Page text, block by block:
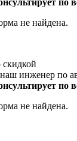
не найдена.
скидкой
инженер по
по
не найдена.